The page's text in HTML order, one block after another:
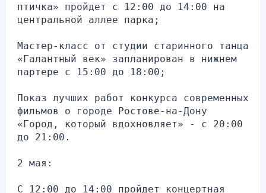
птичка» пройдет с 12:00 до 14:00 на
центральной аллее парка;
Мастер-класс от студии старинного танца
«Галантный век» запланирован в нижнем
партере с 15:00 до 18:00;
Показ лучших работ конкурса современных
фильмов о городе Ростове-на-Дону
«Город, который вдохновляет» - с 20:00
до 21:00.
2 мая:
С 12:00 до 14:00 пройдет концертная